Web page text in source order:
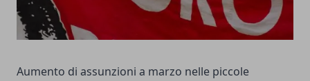
Aumento di assunzioni a marzo nelle piccole